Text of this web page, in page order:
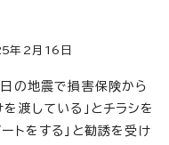
年2月 16 日
の地震で損害保険から
渡している」とチラシを
トをする」と勧誘を受け